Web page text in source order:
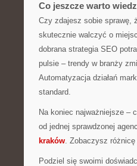
Co jeszcze warto
Czy zdajesz sobie sprawę,
skutecznie walczyć o
dobrana strategia SEO
pulsie – trendy w branży
Automatyzacja działań
standard.
Na koniec najważniejsze –
od jednej sprawdzonej
kraków. Zobaczysz
Podziel się swoimi